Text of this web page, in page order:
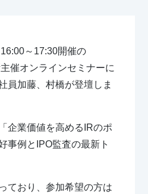
～17:30開催の
催オンラインセミナーに
員加藤、村橋が登壇しま
企業価値を高めるIRのポ
事例とIPO監査の最新ト
ており、参加希望の方は